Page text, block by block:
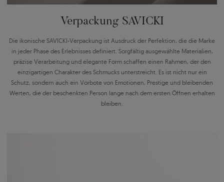
Verpackung SAVICKI
Die ikonische SAVICKI-Verpackung ist Ausdruck der Perfektion, die die Marke
in jeder Phase des Erlebnisses definiert. Sorgfältig ausgewählte Materialien,
präzise Verarbeitung und elegante Form schaffen einen Rahmen, der den
einzigartigen Charakter des Schmucks unterstreicht. Es ist nicht nur ein
Schutz, sondern auch ein Vorbote von Emotionen, Prestige und bleibenden
Werten, die der beschenkten Person lange nach dem ersten Öffnen erhalten
bleiben.